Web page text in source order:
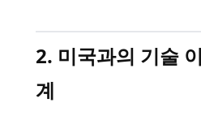
2. 미국과의 기술
계